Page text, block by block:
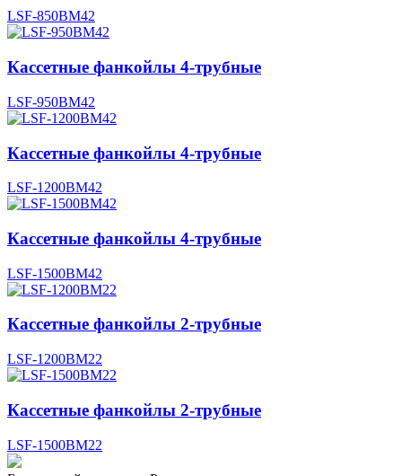
LSF-850BM42
Кассетные фанкойлы 4-трубные
LSF-950BM42
Кассетные фанкойлы 4-трубные
LSF-1200BM42
Кассетные фанкойлы 4-трубные
LSF-1500BM42
Кассетные фанкойлы 2-трубные
LSF-1200BM22
Кассетные фанкойлы 2-трубные
LSF-1500BM22